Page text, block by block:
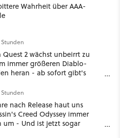
Wahrheit über AAA-
Stunden
Quest 2 wächst unbeirrt zu
immer größeren Diablo-
heran - ab sofort gibt's
Stunden
nach Release haut uns
Creed Odyssey immer
um - Und ist jetzt sogar